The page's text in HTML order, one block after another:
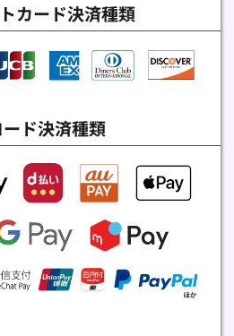
カード決済種類
ド決済種類